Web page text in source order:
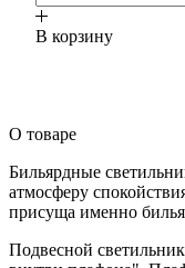
В корзину
О товаре
Бильярдные
атмосферу
присуща именно
Подвесной